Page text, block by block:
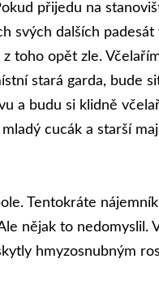
přijedu na
svých dalších
toho opět zle.
stará garda, bude
a budu si klidně
cucák a starší
Tentokráte
nějak to
hmyzosnubným